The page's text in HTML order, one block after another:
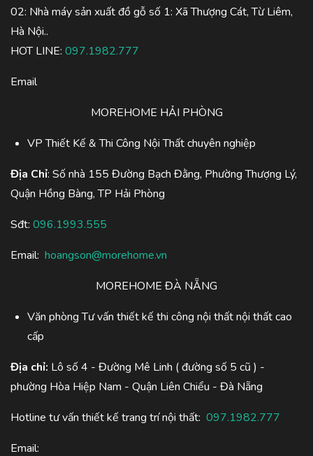
02: Nhà máy sản xuất đồ gỗ số 1: Xã Thượng Cát, Từ Liêm,
Hà Nội..
HOT LINE: 097.1982.777
Email
MOREHOME HẢI PHÒNG
VP Thiết Kế & Thi Công Nội Thất chuyên nghiệp
Địa Chỉ: Số nhà 155 Đường Bạch Đằng, Phường Thượng Lý,
Quận Hồng Bàng, TP Hải Phòng
Sđt: 096.1993.555
Email: hoangson@morehome.vn
MOREHOME ĐÀ NẴNG
Văn phòng Tư vấn thiết kế thi công nội thất nội thất cao
cấp
Địa chỉ: Lô số 4 - Đường Mê Linh ( đường số 5 cũ ) -
phường Hòa Hiệp Nam - Quận Liên Chiểu - Đà Nẵng
Hotline tư vấn thiết kế trang trí nội thất: 097.1982.777
Email: